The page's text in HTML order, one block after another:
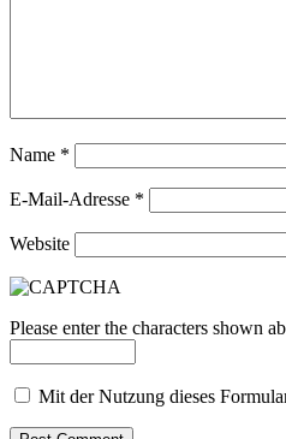
Name *
E-Mail-Adresse *
Website
Please enter the characters shown
Mit der Nutzung dieses